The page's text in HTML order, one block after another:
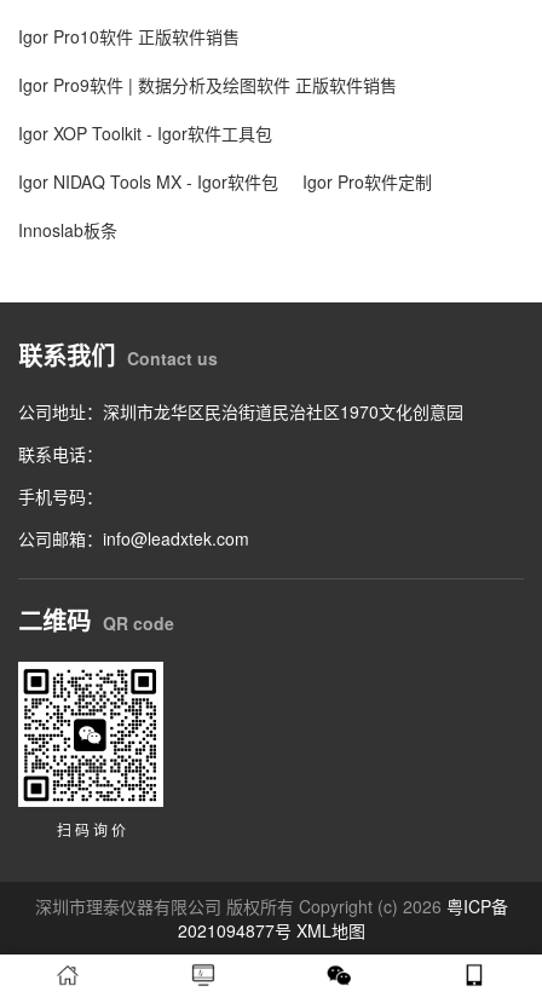
Igor Pro10软件 正版软件销售
Igor Pro9软件 | 数据分析及绘图软件 正版软件销售
Igor XOP Toolkit - Igor软件工具包
Igor NIDAQ Tools MX - Igor软件包
Igor Pro软件定制
Innoslab板条
联系我们 Contact us
公司地址：深圳市龙华区民治街道民治社区1970文化创意园
联系电话：
手机号码：
公司邮箱：info@leadxtek.com
二维码 QR code
扫 码 询 价
深圳市理泰仪器有限公司 版权所有 Copyright (c) 2026 粤ICP备
2021094877号 XML地图